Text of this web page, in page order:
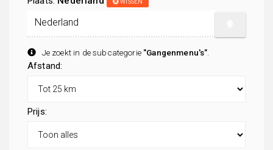
Je zoekt in de subcategorie "Gangenmenu's"
Afstand:
Prijs: